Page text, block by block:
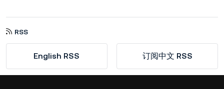
RSS
English RSS 订阅中文 RSS